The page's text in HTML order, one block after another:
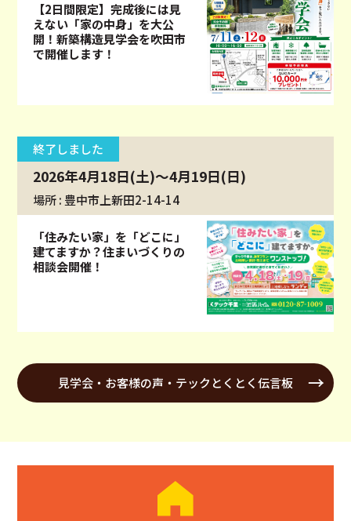
【2日間限定】完成後には見
えない「家の中身」を大公
開！新築構造見学会を吹田市
で開催します！
終了しました
2026年4月18日(土)～4月19日(日)
場所 : 豊中市上新田2-14-14
「住みたい家」を「どこに」
建てますか？住まいづくりの
相談会開催！
見学会・お客様の声・テックとくとく伝言板